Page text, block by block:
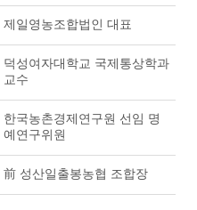
제일영농조합법인 대표
덕성여자대학교 국제통상학과
교수
한국농촌경제연구원 선임 명
예연구위원
前 성산일출봉농협 조합장